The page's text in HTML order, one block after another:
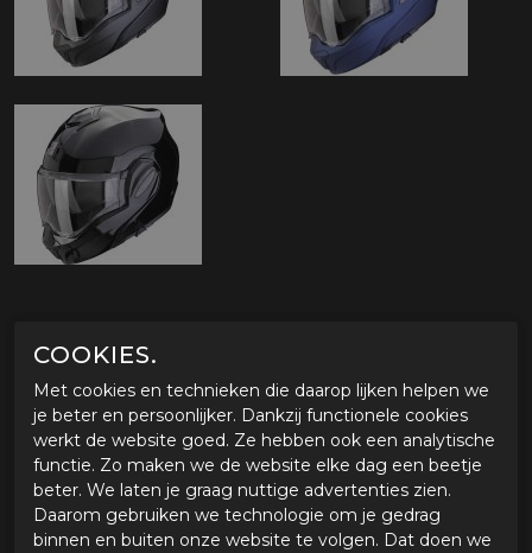
SOLID
Eigenschappen Scorpion EXO-TECH Evo Pro
Type helm
Nieuwe versie Exo-Tech gemaakt van lichtgewicht Ultra
Fiber
Geschikt voor stedelijk en recreatief gebruik
Populair onder naked bike en touring rijders
COOKIES.
Met cookies en technieken die daarop lijken helpen we
je beter en persoonlijker. Dankzij functionele cookies
werkt de website goed. Ze hebben ook een analytische
functie. Zo maken we de website elke dag een beetje
beter. We laten je graag nuttige advertenties zien.
Daarom gebruiken we technologie om je gedrag
binnen en buiten onze website te volgen. Dat doen we